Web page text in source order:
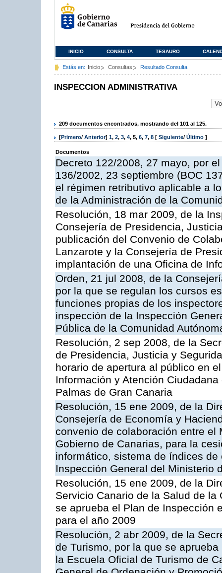
INICIO CONSULTA TESAURO
Estás en: Inicio Consultas Resultado Consulta
INSPECCION ADMINISTRATIVA
209 documentos encontrados, mostrando del 101 al 125.
[Primero/ Anterior] 1, 2, 3, 4, 5, 6, 7, 8 [ Siguiente/ Último ]
Documentos
Decreto 122/2008, 27 mayo, por
136/2002, 23 septiembre (BOC
el régimen retributivo aplicable a
de la Administración de la
Resolución, 18 mar 2009, de la
Consejería de Presidencia,
publicación del Convenio de
Lanzarote y la Consejería de
implantación de una Oficina de
Orden, 21 jul 2008, de la
por la que se regulan los cursos
funciones propias de los
inspección de la Inspección
Pública de la Comunidad
Resolución, 2 sep 2008, de la
de Presidencia, Justicia y
horario de apertura al público en
Información y Atención
Palmas de Gran Canaria
Resolución, 15 ene 2009, de la
Consejería de Economía y
convenio de colaboración entre
Gobierno de Canarias, para la
informático, sistema de índices
Inspección General del Ministerio
Resolución, 15 ene 2009, de la
Servicio Canario de la Salud de
se aprueba el Plan de Inspección
para el año 2009
Resolución, 2 abr 2009, de la
de Turismo, por la que se
la Escuela Oficial de Turismo de